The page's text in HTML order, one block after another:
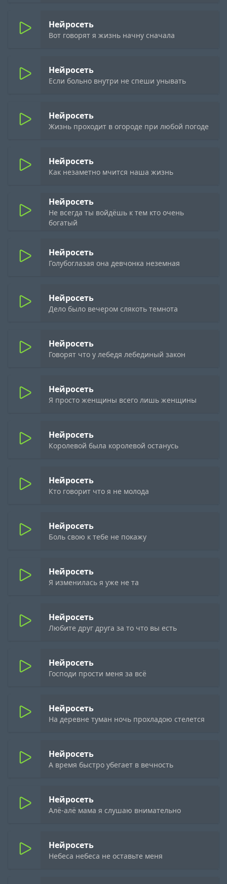
Нейросеть
Вот говорят я жизнь начну сначала
Нейросеть
Если больно внутри не спеши унывать
Нейросеть
Жизнь проходит в огороде при любой погоде
Нейросеть
Как незаметно мчится наша жизнь
Нейросеть
Не всегда ты войдёшь к тем кто очень
богатый
Нейросеть
Голубоглазая она девчонка неземная
Нейросеть
Дело было вечером слякоть темнота
Нейросеть
Говорят что у лебедя лебединый закон
Нейросеть
Я просто женщины всего лишь женщины
Нейросеть
Королевой была королевой останусь
Нейросеть
Кто говорит что я не молода
Нейросеть
Боль свою к тебе не покажу
Нейросеть
Я изменилась я уже не та
Нейросеть
Любите друг друга за то что вы есть
Нейросеть
Господи прости меня за всё
Нейросеть
На деревне туман ночь прохладою стелется
Нейросеть
А время быстро убегает в вечность
Нейросеть
Алё-алё мама я слушаю внимательно
Нейросеть
Небеса небеса не оставьте меня